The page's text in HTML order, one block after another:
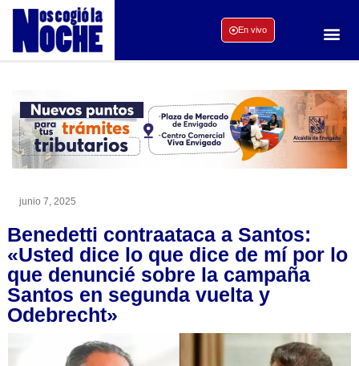
En vivo
junio 7, 2025
Benedetti contraataca a Santos:
«Usted dice lo que dice de mí por lo
que denuncié sobre la campaña
Santos en segunda vuelta y
Odebrecht»